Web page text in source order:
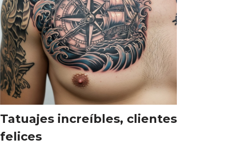
Tatuajes increíbles, clientes
felices